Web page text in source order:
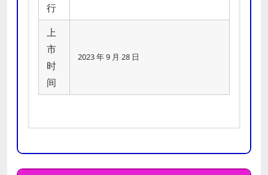
行
上
市
时
间
2023 年 9 月 28 日